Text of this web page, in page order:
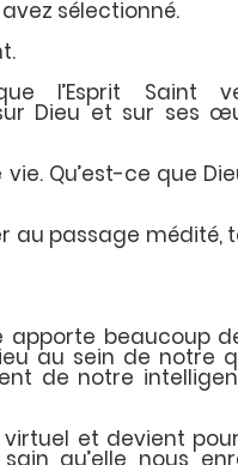
sélectionné.
l’Esprit Saint
Dieu et sur ses
Qu’est-ce que
au passage médité,
beaucoup
au sein de notre
de notre
et devient
qu’elle nous